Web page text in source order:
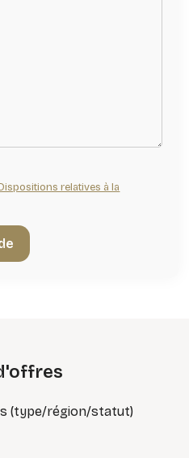
relatives à la
(type/région/statut)